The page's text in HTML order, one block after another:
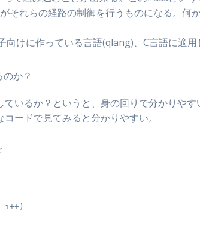
それらの経路の制御を行うものになる。何
向けに作っている言語(qlang)、C言語に適
か？
ているか？というと、身の回りで分かりや
ードで見てみると分かりやすい。
i++)